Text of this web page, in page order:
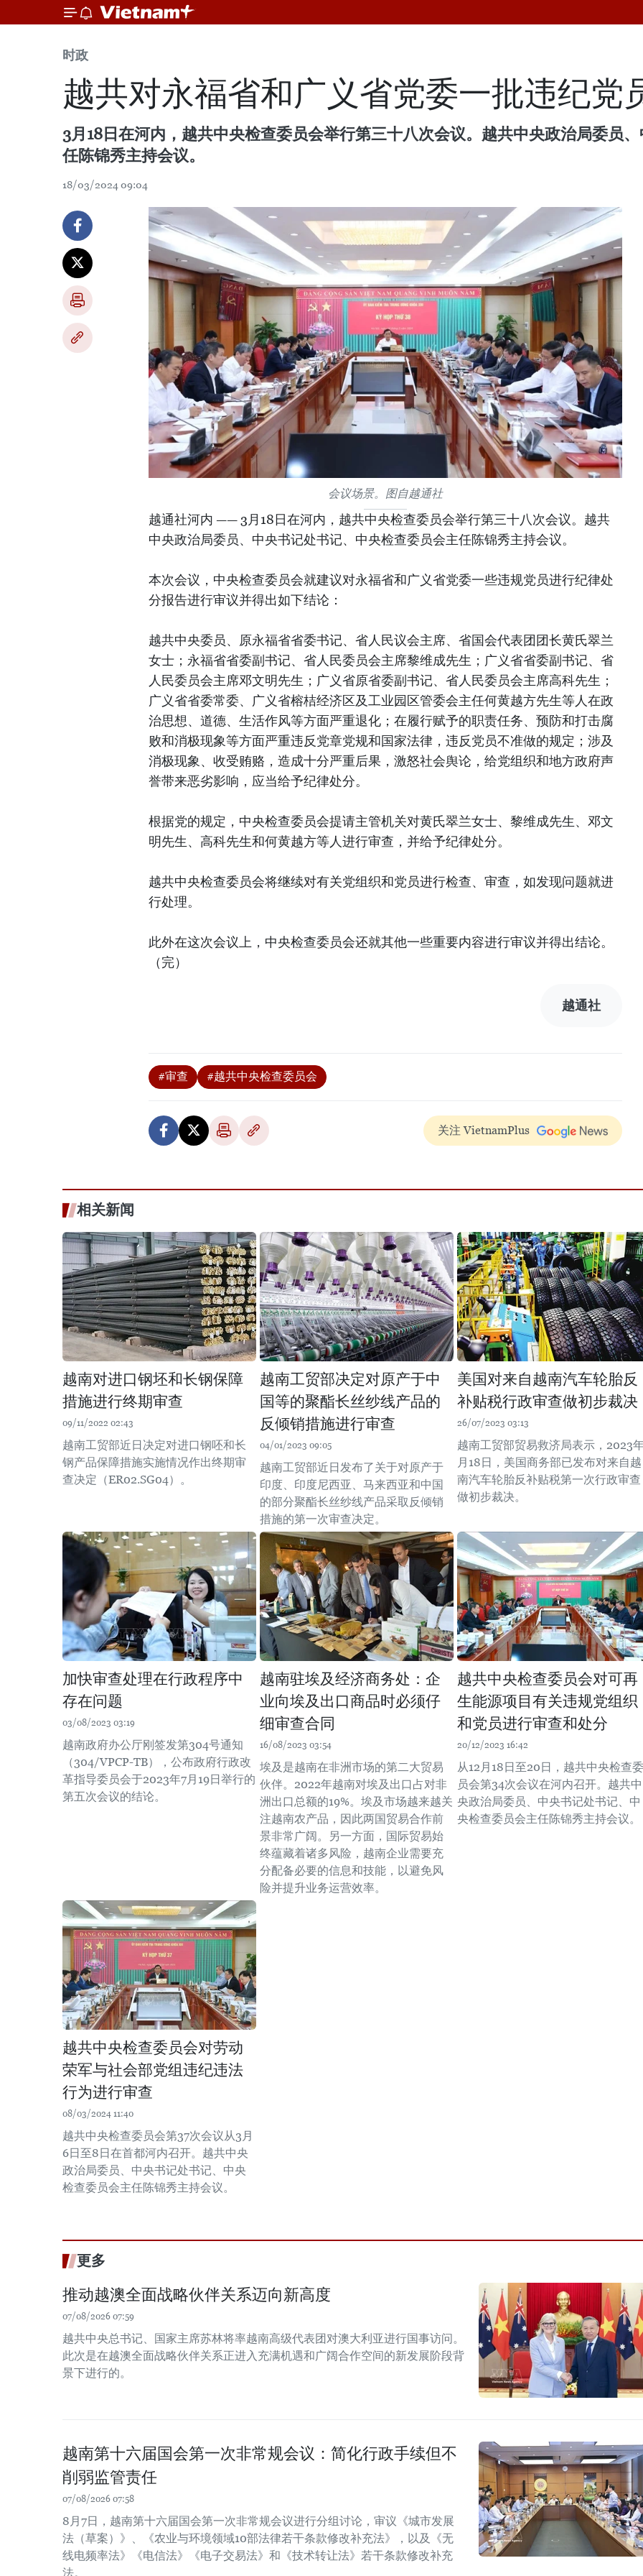
时政
越共对永福省和广义省党委一批违纪党
3月18日在河内，越共中央检查委员会举行第三十八次会议。越共中央政治局委员
任陈锦秀主持会议。
18/03/2024 09:04
会议场景。图自越通社
越通社河内 —— 3月18日在河内，越共中央检查委员会举行第三十八次会议。越共
中央政治局委员、中央书记处书记、中央检查委员会主任陈锦秀主持会议。
本次会议，中央检查委员会就建议对永福省和广义省党委一些违规党员进行纪律处
分报告进行审议并得出如下结论：
越共中央委员、原永福省省委书记、省人民议会主席、省国会代表团团长黄氏翠兰
女士；永福省省委副书记、省人民委员会主席黎维成先生；广义省省委副书记、省
人民委员会主席邓文明先生；广义省原省委副书记、省人民委员会主席高科先生；
广义省省委常委、广义省榕桔经济区及工业园区管委会主任何黄越方先生等人在政
治思想、道德、生活作风等方面严重退化；在履行赋予的职责任务、预防和打击腐
败和消极现象等方面严重违反党章党规和国家法律，违反党员不准做的规定；涉及
消极现象、收受贿赂，造成十分严重后果，激怒社会舆论，给党组织和地方政府声
誉带来恶劣影响，应当给予纪律处分。
根据党的规定，中央检查委员会提请主管机关对黄氏翠兰女士、黎维成先生、邓文
明先生、高科先生和何黄越方等人进行审查，并给予纪律处分。
越共中央检查委员会将继续对有关党组织和党员进行检查、审查，如发现问题就进
行处理。
此外在这次会议上，中央检查委员会还就其他一些重要内容进行审议并得出结论。
（完）
越通社
#审查 #越共中央检查委员会
关注 VietnamPlus
相关新闻
越南对进口钢坯和长钢保障
措施进行终期审查
09/11/2022 02:43
越南工贸部近日决定对进口钢呸和长
钢产品保障措施实施情况作出终期审
查决定（ER02.SG04）。
越南工贸部决定对原产于中
国等的聚酯长丝纱线产品的
反倾销措施进行审查
04/01/2023 09:05
越南工贸部近日发布了关于对原产于
印度、印度尼西亚、马来西亚和中国
的部分聚酯长丝纱线产品采取反倾销
措施的第一次审查决定。
美国对来自越南汽车轮胎反
补贴税行政审查做初步裁决
26/07/2023 03:13
越南工贸部贸易救济局表示，2023
月18日，美国商务部已发布对来自越
南汽车轮胎反补贴税第一次行政审查
做初步裁决。
加快审查处理在行政程序中
存在问题
03/08/2023 03:19
越南政府办公厅刚签发第304号通知
（304/VPCP-TB），公布政府行政改
革指导委员会于2023年7月19日举行的
第五次会议的结论。
越南驻埃及经济商务处：企
业向埃及出口商品时必须仔
细审查合同
16/08/2023 03:54
埃及是越南在非洲市场的第二大贸易
伙伴。2022年越南对埃及出口占对非
洲出口总额的19%。埃及市场越来越关
注越南农产品，因此两国贸易合作前
景非常广阔。另一方面，国际贸易始
终蕴藏着诸多风险，越南企业需要充
分配备必要的信息和技能，以避免风
险并提升业务运营效率。
越共中央检查委员会对可再
生能源项目有关违规党组织
和党员进行审查和处分
20/12/2023 16:42
从12月18日至20日，越共中央检查委
员会第34次会议在河内召开。越共中
央政治局委员、中央书记处书记、中
央检查委员会主任陈锦秀主持会议。
越共中央检查委员会对劳动
荣军与社会部党组违纪违法
行为进行审查
08/03/2024 11:40
越共中央检查委员会第37次会议从3月
6日至8日在首都河内召开。越共中央
政治局委员、中央书记处书记、中央
检查委员会主任陈锦秀主持会议。
更多
推动越澳全面战略伙伴关系迈向新高度
07/08/2026 07:59
越共中央总书记、国家主席苏林将率越南高级代表团对澳大利亚进行国事访问。
此次是在越澳全面战略伙伴关系正进入充满机遇和广阔合作空间的新发展阶段背
景下进行的。
越南第十六届国会第一次非常规会议：简化行政手续但不
削弱监管责任
07/08/2026 07:58
8月7日，越南第十六届国会第一次非常规会议进行分组讨论，审议《城市发展
法（草案）》、《农业与环境领域10部法律若干条款修改补充法》，以及《无
线电频率法》《电信法》《电子交易法》和《技术转让法》若干条款修改补充
法。